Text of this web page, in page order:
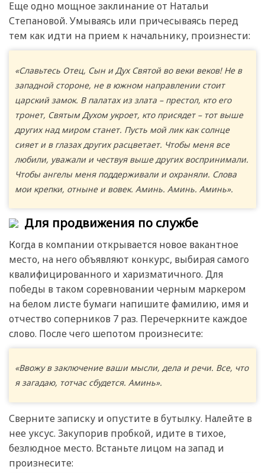
Еще одно мощное заклинание от Натальи
Степановой. Умываясь или причесываясь перед
тем как идти на прием к начальнику, произнести:
«Славьтесь Отец, Сын и Дух Святой во веки веков! Не в
западной стороне, не в южном направлении стоит
царский замок. В палатах из злата – престол, кто его
тронет, Святым Духом укроет, кто присядет – тот выше
других над миром станет. Пусть мой лик как солнце
сияет и в глазах других расцветает. Чтобы меня все
любили, уважали и чествуя выше других воспринимали.
Чтобы ангелы меня поддерживали и охраняли. Слова
мои крепки, отныне и вовек. Аминь. Аминь. Аминь».
Для продвижения по службе
Когда в компании открывается новое вакантное
место, на него объявляют конкурс, выбирая самого
квалифицированного и харизматичного. Для
победы в таком соревновании черным маркером
на белом листе бумаги напишите фамилию, имя и
отчество соперников 7 раз. Перечеркните каждое
слово. После чего шепотом произнесите:
«Ввожу в заключение ваши мысли, дела и речи. Все, что
я загадаю, тотчас сбудется. Аминь».
Сверните записку и опустите в бутылку. Налейте в
нее уксус. Закупорив пробкой, идите в тихое,
безлюдное место. Встаньте лицом на запад и
произнесите: